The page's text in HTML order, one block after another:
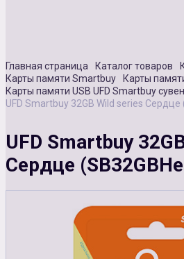
Главная страница Каталог товаров
Карты памяти Smartbuy
Карты
Карты памяти USB UFD Smartbuy
UFD Smartbuy 32GB Wild series Сердце
UFD Smartbuy
Сердце